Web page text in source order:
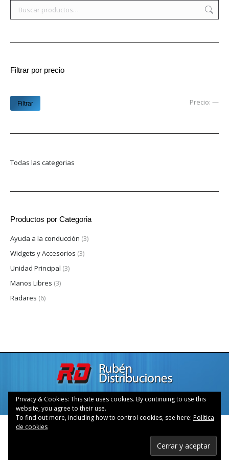
Filtrar por precio
Filtrar Precio: —
Todas las categorias
Productos por Categoria
Ayuda a la conducción (3)
Widgets y Accesorios (3)
Unidad Principal (3)
Manos Libres (3)
Radares (6)
Rubén Distribuciones, S.L. © 2015 —Aviso Legal—Sobre
Nosotros
Contacto
Privacy & Cookies: This site uses cookies. By continuing to use this
website, you agree to their use.
To find out more, including how to control cookies, see here: Política
de cookies